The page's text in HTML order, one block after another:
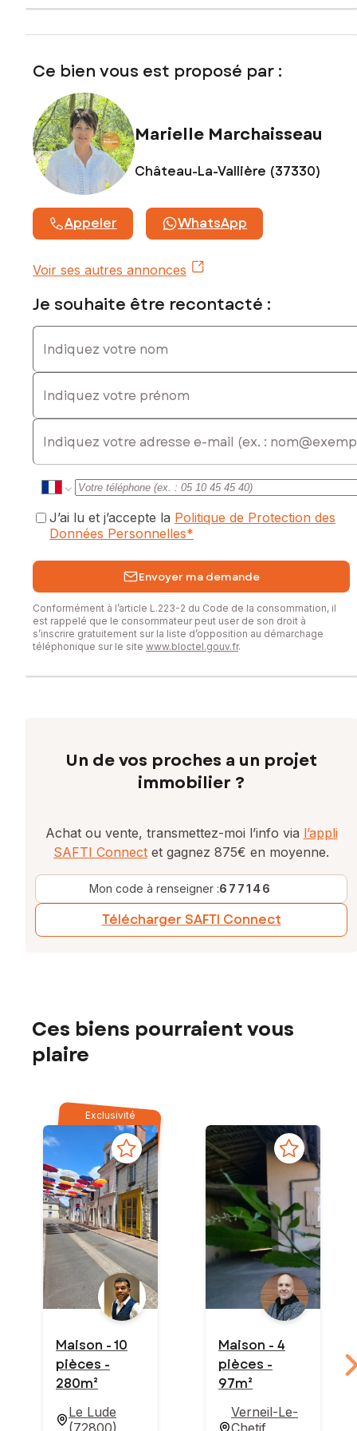
Contactez votre conseiller SAFTI : Marielle MARCHAISSEAU,
Ce bien vous est proposé par :
Marielle Marchaisseau
Château-La-Vallière (37330)
Appeler WhatsApp
Voir ses autres annonces
Je souhaite être recontacté :
Indiquez votre nom
Indiquez votre prénom
E-mail
J’ai lu et j’accepte la Politique de Protection des
Données Personnelles*
Envoyer ma demande
Conformément à l’article L.223-2 du Code de la consommation, il
est rappelé que le consommateur peut user de son droit à
s’inscrire gratuitement sur la liste d’opposition au démarchage
téléphonique sur le site www.bloctel.gouv.fr.
Un de vos proches a un projet
immobilier ?
Achat ou vente, transmettez-moi l’info via l’appli
SAFTI Connect et gagnez 875€ en moyenne.
Mon code à renseigner :677146
Télécharger SAFTI Connect
Ces biens pourraient vous
plaire
Exclusivité
Maison - 10
pièces -
280m²
Le Lude
(72800)
Maison - 4
pièces -
97m²
Verneil-Le-
Chetif